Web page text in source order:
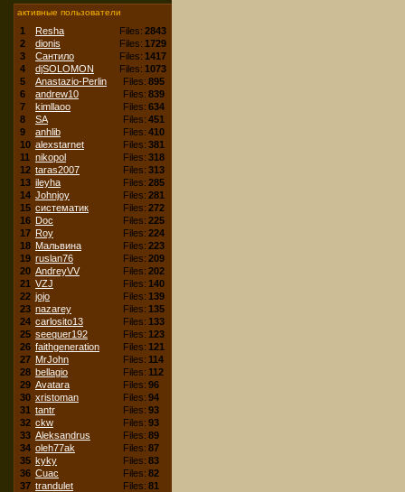
активные пользователи
1 Resha Files: 2843
2
dionis Files: 1729
3
Сантило Files: 1417
4
djSOLOMON Files: 1073
5
Anastazio-Perlin Files: 895
6
andrew10 Files: 839
7
kimllaoo Files: 634
8
SA Files: 451
9
anhlib Files: 410
10 alexstarnet Files: 381
11
nikopol Files: 318
12 taras2007 Files: 313
13 ileyha Files: 285
14 Johnjoy Files: 281
15 систематик Files: 272
16 Doc Files: 225
17 Roy Files: 224
18 Мальвина Files: 223
19 ruslan76 Files: 209
20 AndreyVV Files: 202
21 VZJ Files: 140
22 jojo Files: 139
23 nazarey Files: 135
24 carlosito13 Files: 133
25 seequer192 Files: 123
26 faithgeneration Files: 121
27 MrJohn Files: 114
28 bellagio Files: 112
29 Avatara Files: 96
30 xristoman Files: 94
31 tantr Files: 93
32 ckw Files: 93
33 Aleksandrus Files: 89
34 oleh77ak Files: 87
35 kyky Files: 83
36 Cuac Files: 82
37 trandulet Files: 81